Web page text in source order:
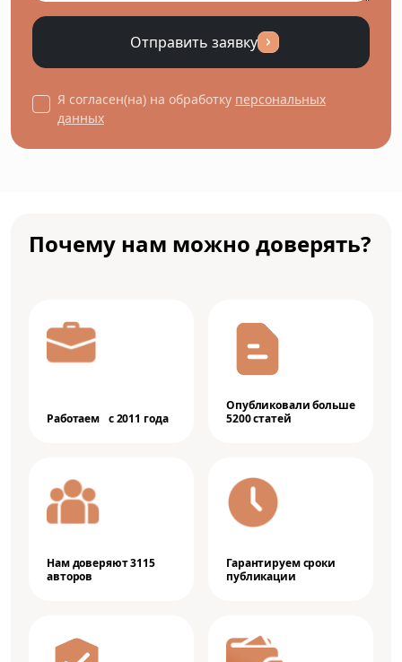
Отправить заявку
Я согласен(на) на обработку персональных
данных
Почему нам можно доверять?
Работаем с 2011 года
Опубликовали больше
5200 статей
Нам доверяют 3115
авторов
Гарантируем сроки
публикации